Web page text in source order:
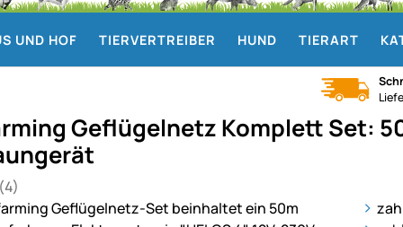
UND HOF TIERVERTREIBER HUND TIERART
Geflügelnetz Komplett Set:
5 (4 Bewertungen)
(4)